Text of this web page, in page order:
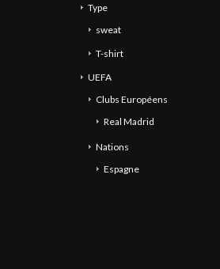
Type
sweat
T-shirt
UEFA
Clubs Européens
Real Madrid
Nations
Espagne